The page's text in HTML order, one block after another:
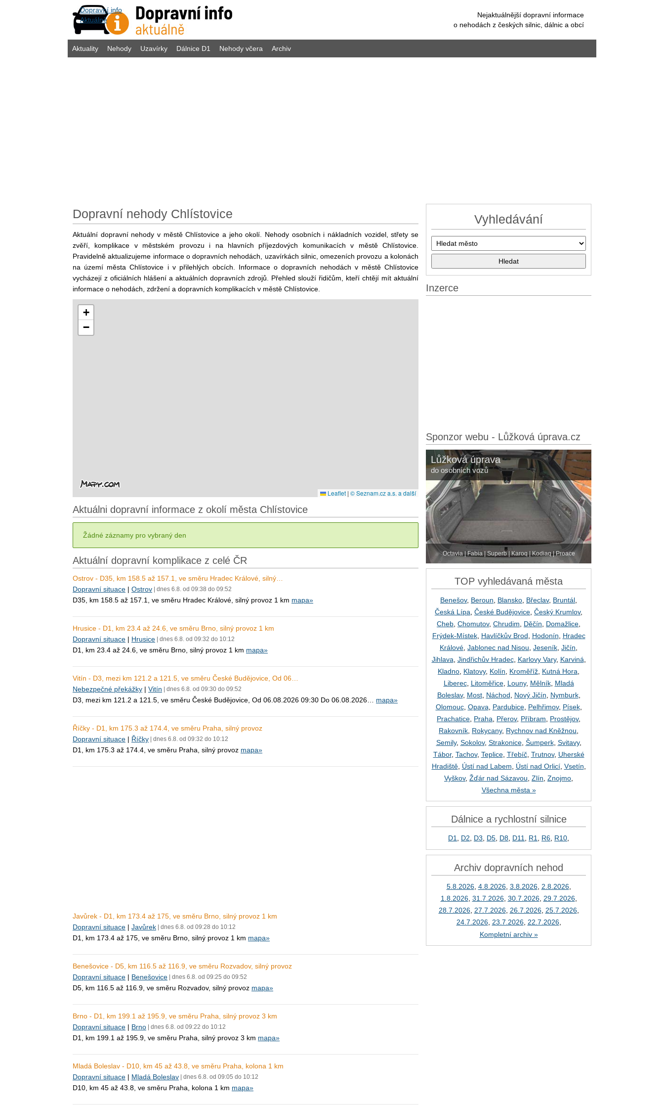
Dopravní info
Aktuálně
Nejaktuálnější dopravní informace
o nehodách z českých silnic, dálnic a obcí
Aktuality Nehody Uzavírky Dálnice D1 Nehody včera Archiv
Dopravní nehody Chlístovice
Aktuální dopravní nehody v městě Chlístovice a jeho okolí. Nehody osobních i nákladních vozidel, střety se
zvěří, komplikace v městském provozu i na hlavních příjezdových komunikacích v městě Chlístovice.
Pravidelně aktualizujeme informace o dopravních nehodách, uzavírkách silnic, omezeních provozu a kolonách
na území města Chlístovice i v přilehlých obcích. Informace o dopravních nehodách v městě Chlístovice
vycházejí z oficiálních hlášení a aktuálních dopravních zdrojů. Přehled slouží řidičům, kteří chtějí mít aktuální
informace o nehodách, zdržení a dopravních komplikacích v městě Chlístovice.
+
−
Leaflet | © Seznam.cz a.s. a další
Aktuálni dopravní informace z okolí města Chlístovice
Žádné záznamy pro vybraný den
Aktuální dopravní komplikace z celé ČR
Ostrov - D35, km 158.5 až 157.1, ve směru Hradec Králové, silný…
Dopravní situace | Ostrov | dnes 6.8. od 09:38 do 09:52
D35, km 158.5 až 157.1, ve směru Hradec Králové, silný provoz 1 km mapa»
Hrusice - D1, km 23.4 až 24.6, ve směru Brno, silný provoz 1 km
Dopravní situace | Hrusice | dnes 6.8. od 09:32 do 10:12
D1, km 23.4 až 24.6, ve směru Brno, silný provoz 1 km mapa»
Vitín - D3, mezi km 121.2 a 121.5, ve směru České Budějovice, Od 06…
Nebezpečné překážky | Vitín | dnes 6.8. od 09:30 do 09:52
D3, mezi km 121.2 a 121.5, ve směru České Budějovice, Od 06.08.2026 09:30 Do 06.08.2026… mapa»
Říčky - D1, km 175.3 až 174.4, ve směru Praha, silný provoz
Dopravní situace | Říčky | dnes 6.8. od 09:32 do 10:12
D1, km 175.3 až 174.4, ve směru Praha, silný provoz mapa»
Javůrek - D1, km 173.4 až 175, ve směru Brno, silný provoz 1 km
Dopravní situace | Javůrek | dnes 6.8. od 09:28 do 10:12
D1, km 173.4 až 175, ve směru Brno, silný provoz 1 km mapa»
Benešovice - D5, km 116.5 až 116.9, ve směru Rozvadov, silný provoz
Dopravní situace | Benešovice | dnes 6.8. od 09:25 do 09:52
D5, km 116.5 až 116.9, ve směru Rozvadov, silný provoz mapa»
Brno - D1, km 199.1 až 195.9, ve směru Praha, silný provoz 3 km
Dopravní situace | Brno | dnes 6.8. od 09:22 do 10:12
D1, km 199.1 až 195.9, ve směru Praha, silný provoz 3 km mapa»
Mladá Boleslav - D10, km 45 až 43.8, ve směru Praha, kolona 1 km
Dopravní situace | Mladá Boleslav | dnes 6.8. od 09:05 do 10:12
D10, km 45 až 43.8, ve směru Praha, kolona 1 km mapa»
Vyhledávání
Inzerce
Sponzor webu - Lůžková úprava.cz
Lůžková úprava
do osobních vozů
Octavia | Fabia | Superb | Karoq | Kodiaq | Proace
TOP vyhledávaná města
Benešov, Beroun Blansko Břeclav, Bruntál
Česká Lípa České Budějovice Český Krumlov,
Cheb Chomutov, Chrudim Děčín Domažlice
Frýdek-Místek, Havlíčkův Brod Hodonín
Hradec
Králové Jablonec nad Nisou Jeseník Jičín
Jihlava Jindřichův Hradec, Karlovy Vary, Karviná
Kladno Klatovy, Kolín Kroměříž Kutná Hora
Liberec, Litoměřice, Louny, Mělník, Mladá
Boleslav, Most, Náchod Nový Jičín Nymburk,
Olomouc, Opava Pardubice, Pelhřimov, Písek,
Prachatice Praha Přerov, Příbram Prostějov,
Rakovník Rokycany, Rychnov nad Kněžnou
Semily, Sokolov, Strakonice, Šumperk, Svitavy,
Tábor, Tachov, Teplice, Třebíč, Trutnov, Uherské
Hradiště, Ústí nad Labem Ústí nad Orlicí, Vsetín
Vyškov, Žďár nad Sázavou Zlín Znojmo
Všechna města »
Dálnice a rychlostní silnice
D1 D2 D3 D5 D8 D11 R1 R6 R10
Archiv dopravních nehod
5.8.2026, 4.8.2026, 3.8.2026, 2.8.2026,
1.8.2026, 31.7.2026, 30.7.2026, 29.7.2026,
28.7.2026, 27.7.2026, 26.7.2026, 25.7.2026,
24.7.2026, 23.7.2026, 22.7.2026,
Kompletní archiv »